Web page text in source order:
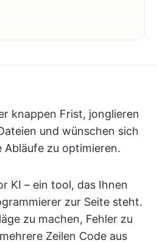
knappen Frist, jonglieren
und wünschen sich
Abläufe zu optimieren.
KI – ein tool, das Ihnen
zur Seite steht.
zu machen, Fehler zu
Zeilen Code aus